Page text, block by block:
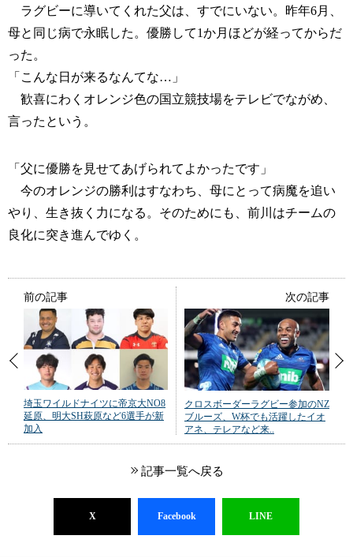
ラグビーに導いてくれた父は、すでにいない。昨年6月、
母と同じ病で永眠した。優勝して1か月ほどが経ってからだ
った。
「こんな日が来るなんてな…」
歓喜にわくオレンジ色の国立競技場をテレビでながめ、
言ったという。
「父に優勝を見せてあげられてよかったです」
今のオレンジの勝利はすなわち、母にとって病魔を追い
やり、生き抜く力になる。そのためにも、前川はチームの
良化に突き進んでゆく。
前の記事
埼玉ワイルドナイツに帝京大NO8
延原、明大SH萩原など6選手が新
加入
次の記事
クロスボーダーラグビー参加のNZ
ブルーズ、W杯でも活躍したイオ
アネ、テレアなど来..
記事一覧へ戻る
X Facebook LINE